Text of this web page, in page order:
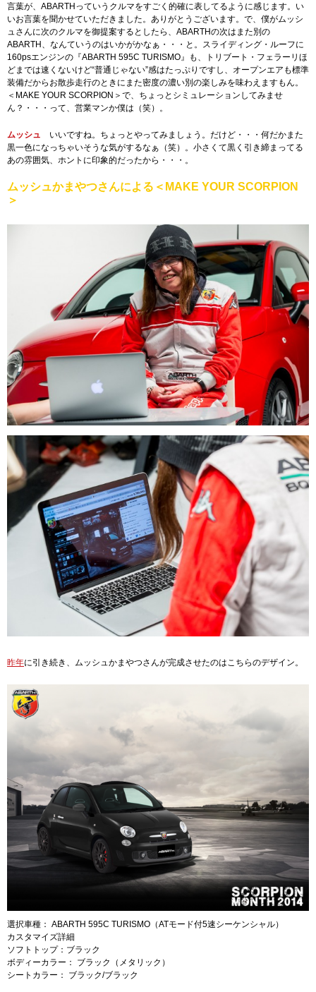
言葉が、ABARTHっていうクルマをすごく的確に表してるように感じます。い
いお言葉を聞かせていただきました。ありがとうございます。で、僕がムッシ
ュさんに次のクルマを御提案するとしたら、ABARTHの次はまた別の
ABARTH、なんていうのはいかがかなぁ・・・と。スライディング・ルーフに
160psエンジンの『ABARTH 595C TURISMO』も、トリブート・フェラーリほ
どまでは速くないけど“普通じゃない”感はたっぷりですし、オープンエアも標準
装備だからお散歩走行のときにまた密度の濃い別の楽しみを味わえますもん。
＜MAKE YOUR SCORPION＞で、ちょっとシミュレーションしてみませ
ん？・・・って、営業マンか僕は（笑）。
ムッシュ
いいですね。ちょっとやってみましょう。だけど・・・何だかまた
黒一色になっちゃいそうな気がするなぁ（笑）。小さくて黒く引き締まってる
あの雰囲気、ホントに印象的だったから・・・。
ムッシュかまやつさんによる＜MAKE YOUR SCORPION
＞
昨年に引き続き、ムッシュかまやつさんが完成させたのはこちらのデザイン。
選択車種： ABARTH 595C TURISMO（ATモード付5速シーケンシャル）
カスタマイズ詳細
ソフトトップ：ブラック
ボディーカラー： ブラック（メタリック）
シートカラー： ブラック/ブラック